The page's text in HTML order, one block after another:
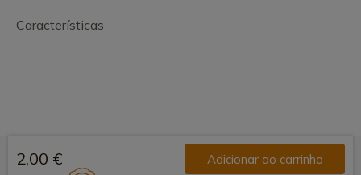
Características
2,00 € Adicionar ao carrinho